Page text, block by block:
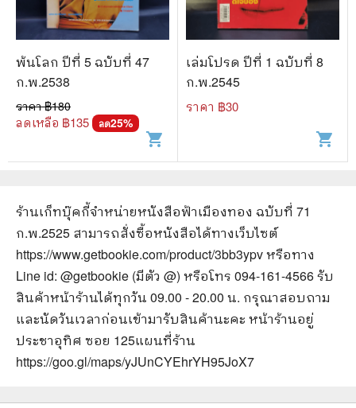
พ้นโลก ปีที่ 5 ฉบับที่ 47
ก.พ.2538
ราคา ฿180
ลดเหลือ ฿135 ลด25%
shopping_cart
เล่มโปรด ปีที่ 1 ฉบับที่ 8
ก.พ.2545
ราคา ฿30
shopping_cart
ร้านเก็ทบุ๊คกี้จำหน่ายหนังสือฟ้าเมืองทอง ฉบับที่ 71
ก.พ.2525 สามารถสั่งซื้อหนังสือได้ทางเว็บไซต์
https://www.getbookie.com/product/3bb3ypvหรือทาง
Line id: @getbookie (มีตัว @) หรือโทร 094-161-4566 รับ
สินค้าหน้าร้านได้ทุกวัน 09.00 - 20.00 น. กรุณาสอบถาม
และนัดวันเวลาก่อนเข้ามารับสินค้านะคะ หน้าร้านอยู่
ประชาอุทิศ ซอย 125แผนที่ร้าน
https://goo.gl/maps/yJUnCYEhrYH95JoX7